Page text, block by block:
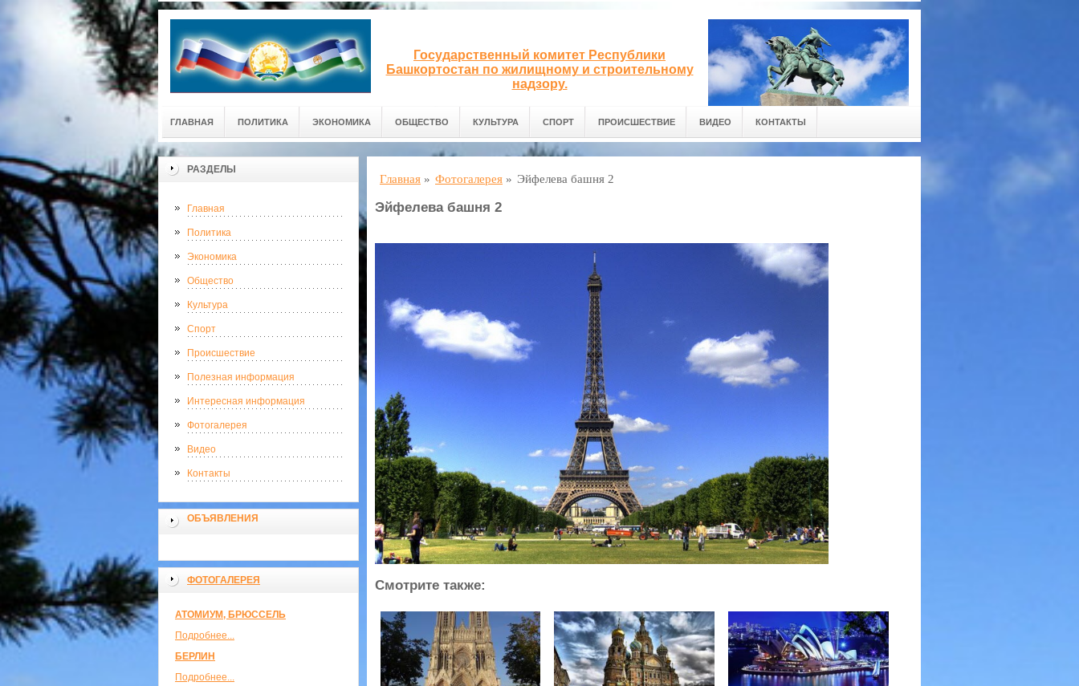
Государственный комитет Республики
Башкортостан по жилищному и строительному
надзору.
ГЛАВНАЯ ПОЛИТИКА ЭКОНОМИКА ОБЩЕСТВО КУЛЬТУРА СПОРТ ПРОИСШЕСТВИЕ ВИДЕО КОНТАКТЫ
РАЗДЕЛЫ
Главная
Политика
Экономика
Общество
Культура
Спорт
Происшествие
Полезная информация
Интересная информация
Фотогалерея
Видео
Контакты
ОБЪЯВЛЕНИЯ
ФОТОГАЛЕРЕЯ
АТОМИУМ, БРЮССЕЛЬ
Подробнее...
БЕРЛИН
Подробнее...
Главная » Фотогалерея » Эйфелева башня 2
Эйфелева башня 2
Смотрите также: